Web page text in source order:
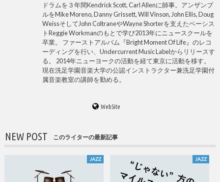
ドラムを３年間Kendrick Scott, Carl Allenに師事。アンザンブ
ルをMike Moreno, Danny Grissett, Will Vinson, John Ellis, Doug
WeissそしてJohn ColtraneやWayne Shorterを支えたベーシス
トReggie Workmanのもとで学び2013年にニュースクールを
卒業。 ファーストアルバム『Bright Moment Of Life』のレコ
ーディングを行い、Undercurrent Music Labelからリリースす
る。 2014年ニューヨークの活動を経て東京に活動を移す。
現在洗足学園音楽大学の公認インストラクター兼洗足学園付
属音楽教室の講師を勤める。
WebSite
NEW POST このライターの最新記事
JAZZ JAZZ